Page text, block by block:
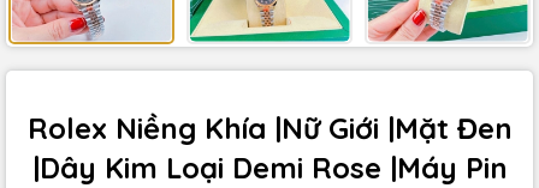
Rolex Niềng Khía |Nữ Giới |Mặt Đen
|Dây Kim Loại Demi Rose |Máy Pin